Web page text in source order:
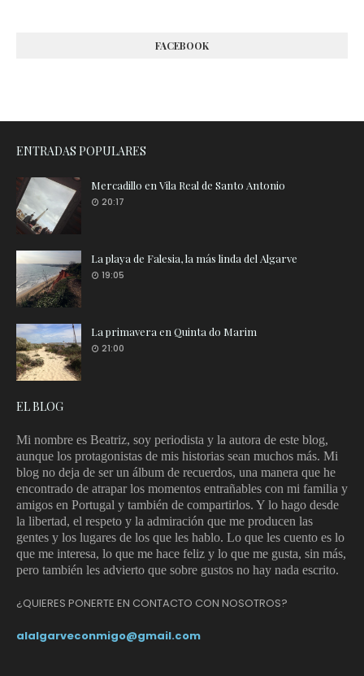
FACEBOOK
ENTRADAS POPULARES
Mercadillo en Vila Real de Santo Antonio
20:17
La playa de Falesia, la más linda del Algarve
19:05
La primavera en Quinta do Marim
21:00
EL BLOG
Mi nombre es Beatriz, soy periodista y la autora de este blog,
aunque los protagonistas de mis historias sean muchos más. Mi
blog no deja de ser un álbum de recuerdos, una manera que he
encontrado de atrapar los momentos entrañables con mi familia y
amigos en Portugal y también de compartirlos. Y lo hago desde
la libertad, el respeto y la admiración que me producen las
gentes y los lugares de los que les hablo. Lo que les cuento es lo
que me interesa, lo que me hace feliz y lo que me gusta, sin más,
pero también les advierto que sobre gustos no hay nada escrito.
¿QUIERES PONERTE EN CONTACTO CON NOSOTROS?
alalgarveconmigo@gmail.com